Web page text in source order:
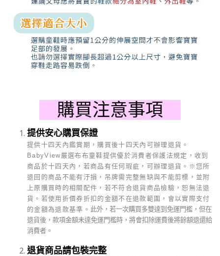
購買注意事項
提供安心購買保證
提供十四天內鑑賞期，購買後十四天內可辦理退貨。
BabyView嚴選布布童鞋提供優於消費者保護法規定，收到
商品於十四天內，若商品有任何瑕疵，可辦理退貨。 ※您所
退回的商品不能有汙損，吊牌需完整無缺與不能剪標，並附
上原購買時的相關配件，若不符合退貨商品檢驗，恕無法退
貨。若使用折價券折扣的金額不在退款範圍，會以實際支付
的金額為退款基準。 此外，若一次購買多雙達到免運門檻，但在
退貨後，款項金額未達免運門檻時，將會扣除運費後將餘額退還給
消費者。
退貨商品請包裝完整